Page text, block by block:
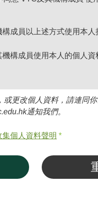
成員以上述方式使用本
構成員使用本人的個人
或更改個人資料，請連同
通知我們。
集個人資料聲明 *